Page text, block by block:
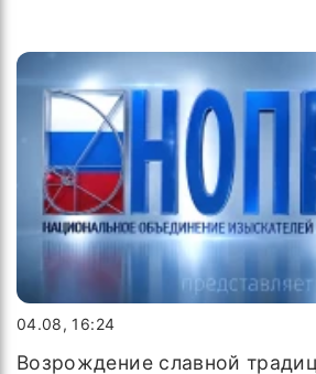
04.08, 16:24
Возрождение славной